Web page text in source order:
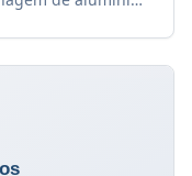
e zero